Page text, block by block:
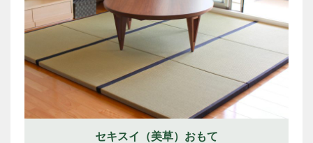
セキスイ（美草）おもて